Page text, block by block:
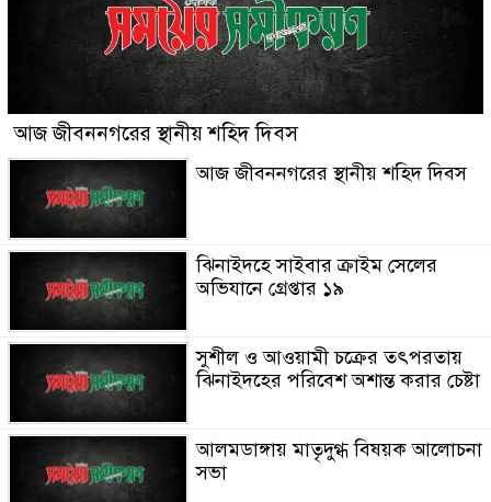
আজ জীবননগরের স্থানীয় শহিদ দিবস
আজ জীবননগরের স্থানীয় শহিদ দিবস
ঝিনাইদহে সাইবার ক্রাইম সেলের
অভিযানে গ্রেপ্তার ১৯
সুশীল ও আওয়ামী চক্রের তৎপরতায়
ঝিনাইদহের পরিবেশ অশান্ত করার চেষ্টা
আলমডাঙ্গায় মাতৃদুগ্ধ বিষয়ক আলোচনা
সভা